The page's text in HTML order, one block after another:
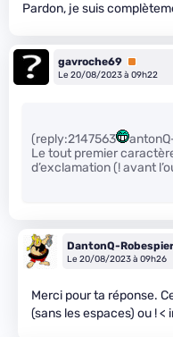
Pardon, je suis
gavroche69 Premium
Le 20/08/2023 à 09h22
(reply:2147563
Le tout premier
d’exclamation (! avant
DantonQ-
Le 20/08/2023 à 09h26
Merci pour ta réponse.
(sans les espaces) ou !